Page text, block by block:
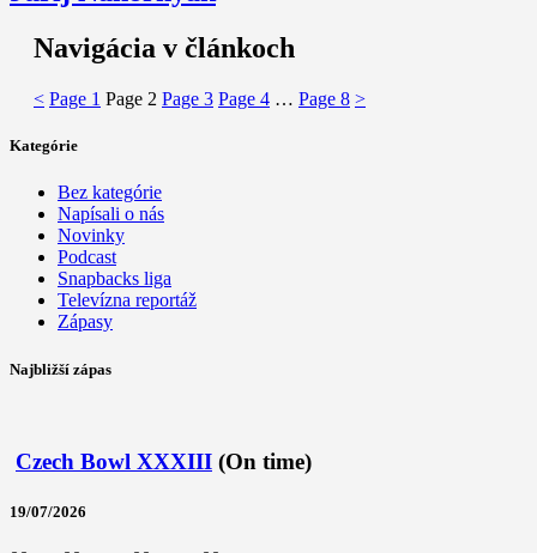
Navigácia v článkoch
< Page 1 Page 2 Page 3 Page 4 … Page 8 >
Kategórie
Bez kategórie
Napísali o nás
Novinky
Podcast
Snapbacks liga
Televízna reportáž
Zápasy
Najbližší zápas
Czech Bowl XXXIII (On time)
19/07/2026